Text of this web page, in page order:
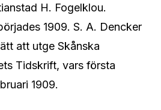
H. Fogelklou.
1909. S. A. Dencker
att utge Skånska
Tidskrift, vars första
1909.